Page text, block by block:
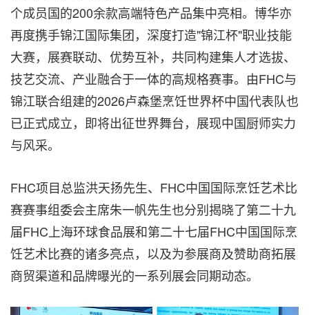
个成员国的200余款高端特色产品集中亮相。博华亦
再度携手锦江国际集团，深度打造"锦江杯"职业技能
大赛，展赛联动、优势互补，共同构建集人才选拔、
技艺交流、产业融合于一体的高规格赛事。由FHC与
锦江联合组建的2026卢森堡烹饪世界杯中国代表队也
已正式成立，即将出征世界舞台，展现中国厨师实力
与风采。
FHC项目总监洪天扬先生、FHC中国国际烹饪艺术比
赛赛事组委会主席朱一帆先生也分别揭晓了第二十九
届FHC上海环球食品展和第二十七届FHC中国国际烹
饪艺术比赛的诸多亮点，以及为参展商及赞助商拓展
商贸渠道和品牌曝光的一系列展会同期动态。